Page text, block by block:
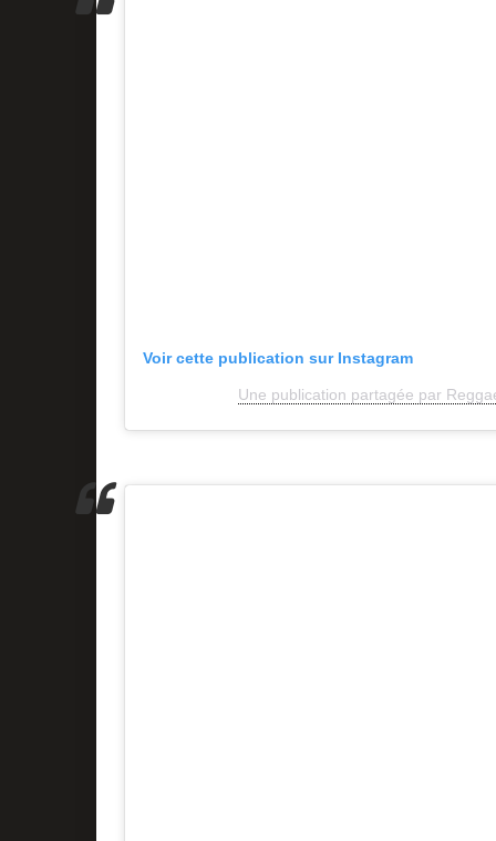
Voir cette publication sur Instagram
Une publication partagée par